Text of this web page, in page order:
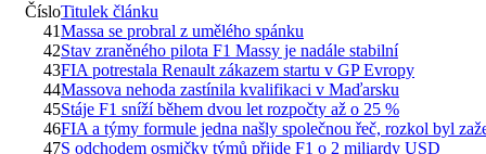
ČísloTitulek článku
41Massa se probral z umělého spánku
42Stav zraněného pilota F1 Massy je nadále stabilní
43FIA potrestala Renault zákazem startu v GP Evropy
44Massova nehoda zastínila kvalifikaci v Maďarsku
45Stáje F1 sníží během dvou let rozpočty až o 25 %
46FIA a týmy formule jedna našly společnou řeč, rozkol byl
47S odchodem osmičky týmů přijde F1 o 2 miliardy USD